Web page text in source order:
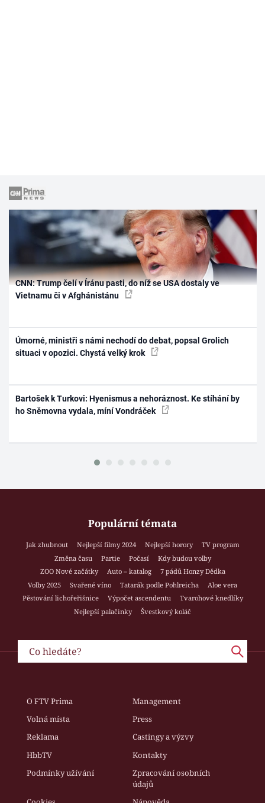
CNN: Trump čelí v Íránu pasti, do níž se USA dostaly ve
Vietnamu či v Afghánistánu
Úmorné, ministři s námi nechodí do debat, popsal Grolich
situaci v opozici. Chystá velký krok
Bartošek k Turkovi: Hyenismus a nehoráznost. Ke stíhání by
ho Sněmovna vydala, míní Vondráček
Populární témata
Jak zhubnout Nejlepší filmy 2024 Nejlepší horory
TV program
Změna času
Partie Počasí
Kdy budou volby
ZOO Nové začátky
Auto – katalog
7 pádů Honzy Dědka
Volby 2025
Svařené víno Tatarák podle Pohlreicha
Aloe vera
Pěstování lichořeřišnice
Výpočet ascendentu
Tvarohové knedlíky
Nejlepší palačinky
Švestkový koláč
O FTV Prima
Management
Volná místa
Press
Reklama
Castingy a výzvy
HbbTV
Kontakty
Podmínky užívání
Zpracování osobních
údajů